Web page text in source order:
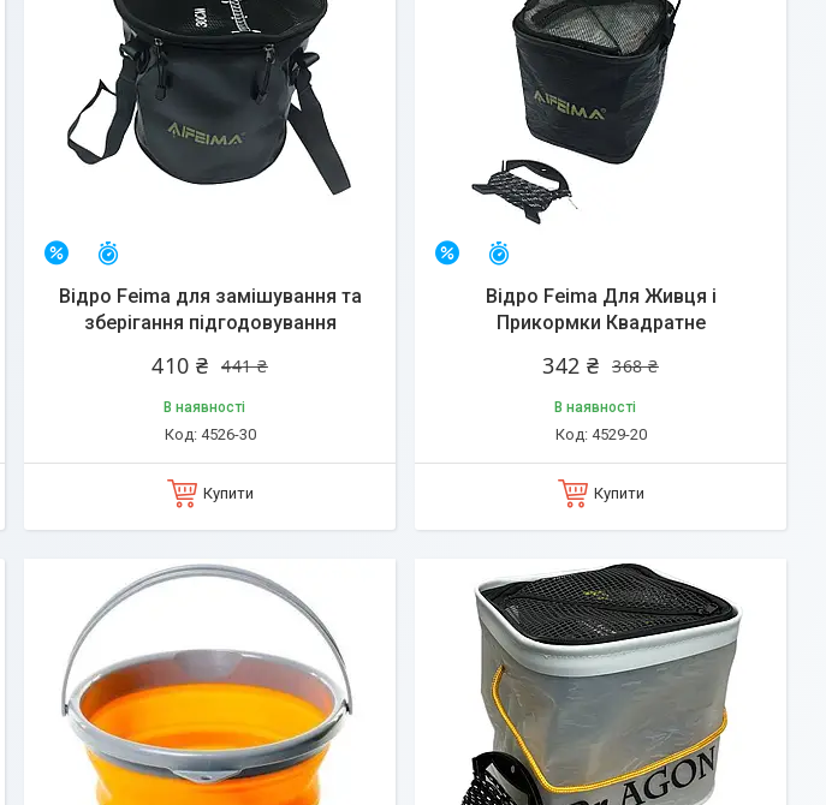
–7%
Відро Feima для замішування та
зберігання підгодовування
441 ₴
410 ₴
В наявності
4526-30
Купити
–7%
Відро Feima Для Живця і
Прикормки Квадратне
368 ₴
342 ₴
В наявності
4529-20
Купити